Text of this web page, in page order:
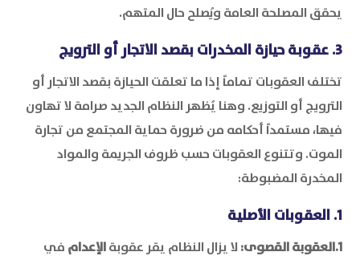
يحقق المصلحة العامة ويُصلح حال المتهم.
3. عقوبة حيازة المخدرات بقصد الاتجار أو الترويج
تختلف العقوبات تماماً إذا ما تعلقت الحيازة بقصد الاتجار أو
الترويج أو التوزيع. وهنا يُظهر النظام الجديد صرامة لا تهاون
فيها، مستمداً أحكامه من ضرورة حماية المجتمع من تجارة
الموت. وتتنوع العقوبات حسب ظروف الجريمة والمواد
المخدرة المضبوطة:
1. العقوبات الأصلية
1.العقوبة القصوى: لا يزال النظام يقر عقوبةالإعدام في